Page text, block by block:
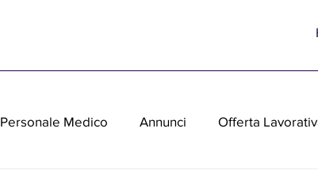
Personale Medico Annunci Offerta